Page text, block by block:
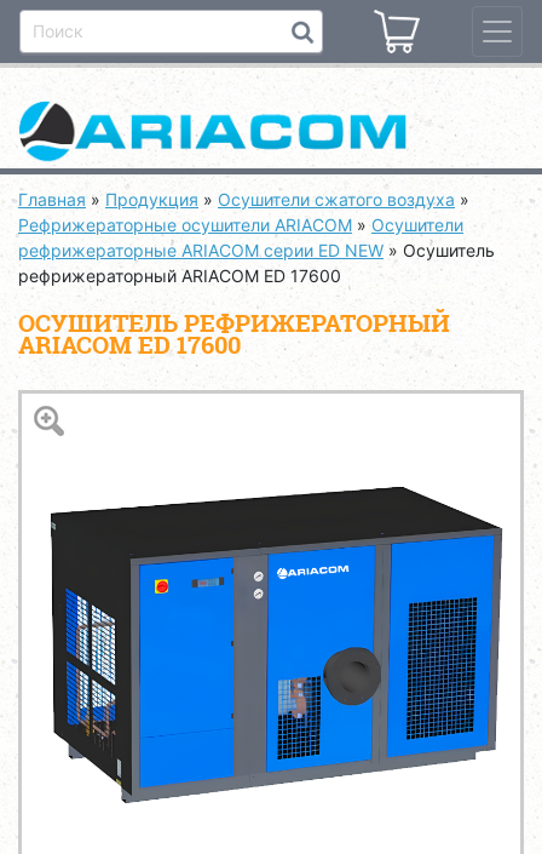
Главная » Продукция » Осушители сжатого воздуха »
Рефрижераторные осушители ARIACOM » Осушители
рефрижераторные ARIACOM серии ED NEW » Осушитель
рефрижераторный ARIACOM ED 17600
ОСУШИТЕЛЬ РЕФРИЖЕРАТОРНЫЙ
ARIACOM ED 17600